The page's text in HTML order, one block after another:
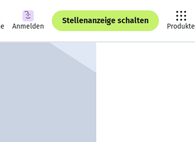
Anmelden
Stellenanzeige schalten
Produkte